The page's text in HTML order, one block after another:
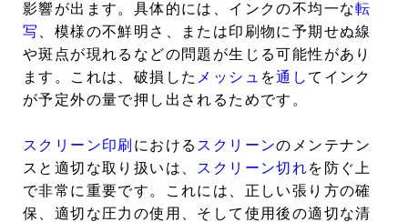
影響が出ます。具体的には、インクの不均一な転
写
、模様の不鮮明さ、または印刷物に予期せぬ線
や斑点が現れるなどの問題が生じる可能性があり
ます。これは、破損した メッシュ を通してインク
が予定外の量で押し出されるためです。
スクリーン印刷 における スクリーンのメンテナン
スと適切な取り扱いは、 スクリーン切れを防ぐ上
で非常に重要です。これには、正しい張り方の確
保、適切な圧力の使用、そして使用後の適切な清